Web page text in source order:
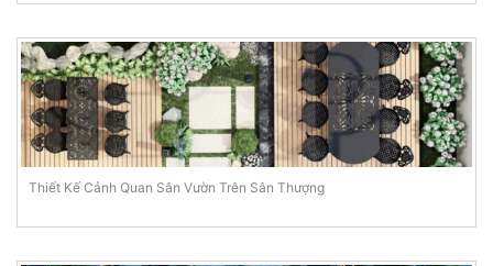
Thiết Kế Cảnh Quan Sân Vườn Trên Sân Thượng